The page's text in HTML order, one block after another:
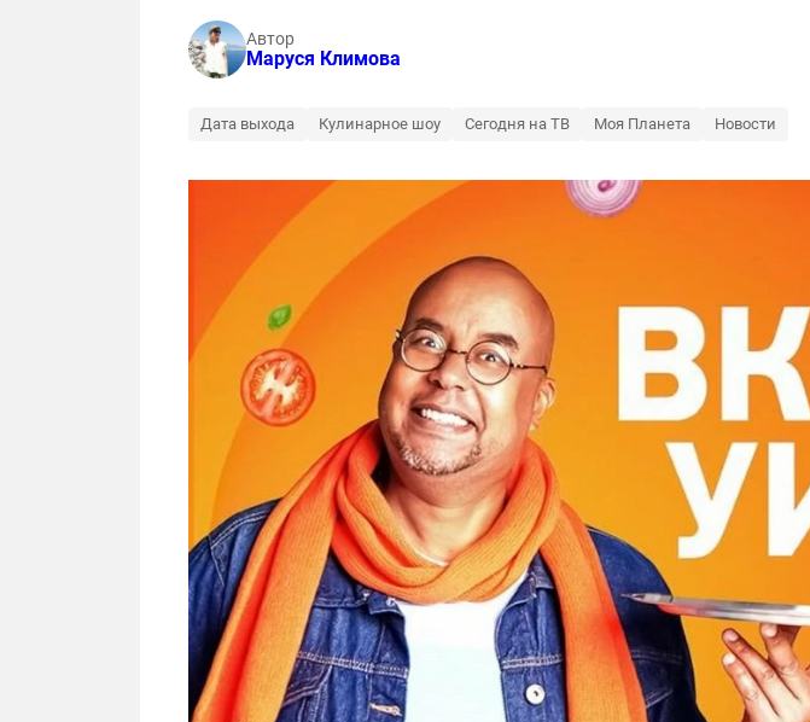
Автор
Маруся Климова
Дата выхода Кулинарное шоу Сегодня на ТВ Моя Планета Новости